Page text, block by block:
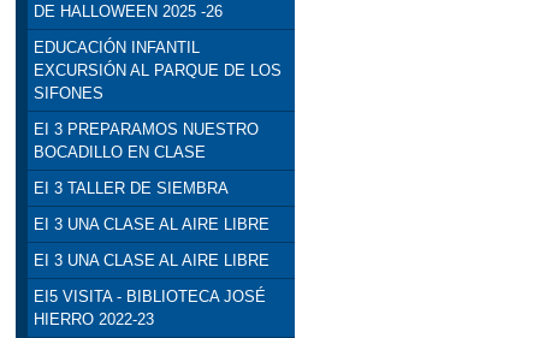
DE HALLOWEEN 2025 -26
EDUCACIÓN INFANTIL
EXCURSIÓN AL PARQUE DE LOS
SIFONES
EI 3 PREPARAMOS NUESTRO
BOCADILLO EN CLASE
EI 3 TALLER DE SIEMBRA
EI 3 UNA CLASE AL AIRE LIBRE
EI 3 UNA CLASE AL AIRE LIBRE
EI5 VISITA - BIBLIOTECA JOSÉ
HIERRO 2022-23